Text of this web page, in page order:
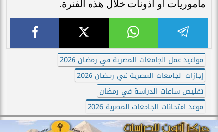
مأموريات أو أذونات خلال هذه الفترة.
مواعيد عمل الجامعات المصرية في رمضان 2026
إجازات الجامعات المصرية في رمضان 2026
تقليص ساعات الدراسة في رمضان
موعد امتحانات الجامعات المصرية 2026